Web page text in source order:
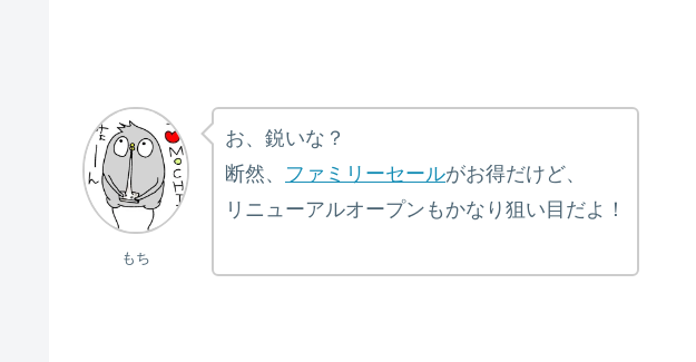
もち
お、鋭いな？
断然、 ファミリーセールがお得だけど、
リニューアルオープンもかなり狙い目だよ！